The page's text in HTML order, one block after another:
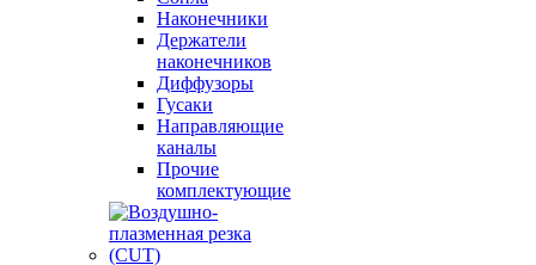
Наконечники
Держатели
наконечников
Диффузоры
Гусаки
Направляющие
каналы
Прочие
комплектующие